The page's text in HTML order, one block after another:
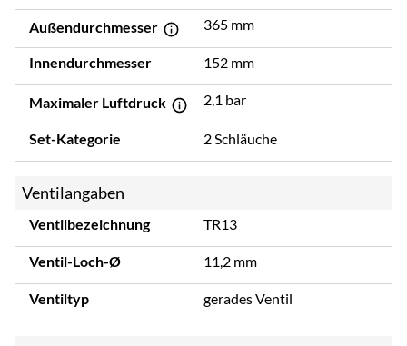
Außendurchmesser 365 mm
Innendurchmesser 152 mm
Maximaler Luftdruck 2,1 bar
Set-Kategorie 2 Schläuche
Ventilangaben
Ventilbezeichnung TR13
Ventil-Loch-Ø 11,2 mm
Ventiltyp gerades Ventil